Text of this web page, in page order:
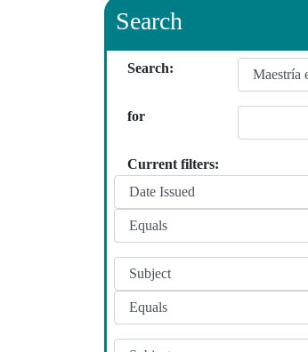
Search
Search:
for
Current filters: